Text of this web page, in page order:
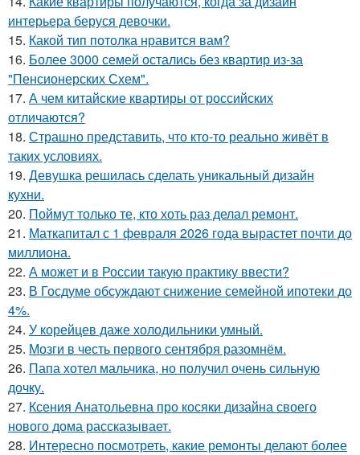
интерьера беруся девочки.
15. Какой тип потолка нравится вам?
16. Более 3000 семей остались без квартир из-за
"Пенсионерских Схем".
17. А чем китайские квартиры от российских
отличаются?
18. Страшно представить, что кто-то реально живёт в
таких условиях.
19. Девушка решилась сделать уникальный дизайн
кухни.
20. Поймут только те, кто хоть раз делал ремонт.
21. Маткапитал с 1 февраля 2026 года вырастет почти до
миллиона.
22. А может и в России такую практику ввести?
23. В Госдуме обсуждают снижение семейной ипотеки до
4%.
24. У корейцев даже холодильники умный.
25. Мозги в честь первого сентября разомнём.
26. Папа хотел мальчика, но получил очень сильную
дочку.
27. Ксения Анатольевна про косяки дизайна своего
нового дома рассказывает.
28. Интересно посмотреть, какие ремонты делают более